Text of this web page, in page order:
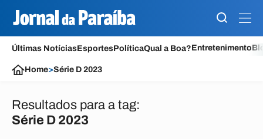
Últimas NotíciasEsportesPolíticaQual a Boa?Entretenimento
Home>Série D 2023
Resultados para a tag:
Série D 2023